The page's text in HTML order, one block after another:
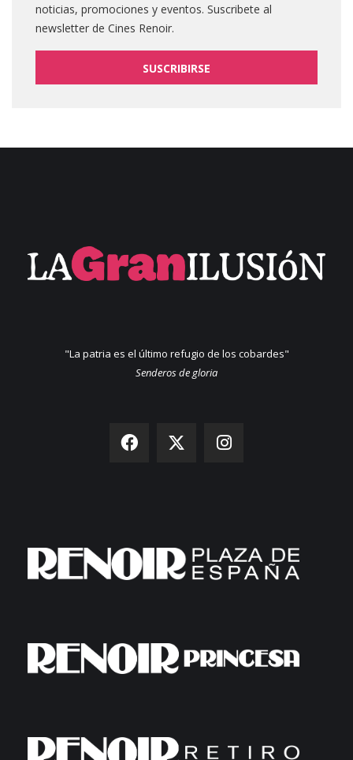
noticias, promociones y eventos. Suscribete al
newsletter de Cines Renoir.
SUSCRIBIRSE
"La patria es el último refugio de los cobardes"
Senderos de gloria